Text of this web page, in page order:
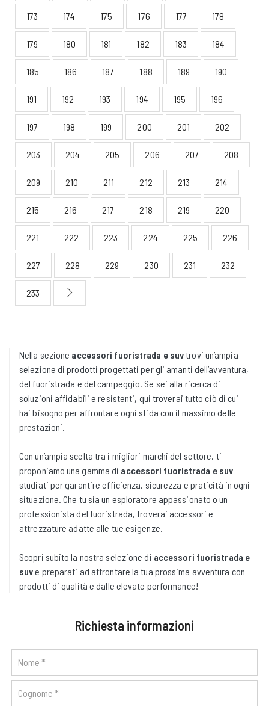
173 174 175 176 177 178
179 180 181 182 183 184
185 186 187 188 189 190
191 192 193 194 195 196
197 198 199 200 201 202
203 204 205 206 207 208
209 210 211 212 213 214
215 216 217 218 219 220
221 222 223 224 225 226
227 228 229 230 231 232
233
Nella sezione accessori fuoristrada e suvtrovi un’ampia
selezione di prodotti progettati per gli amanti dell’avventura,
del fuoristrada e del campeggio. Se sei alla ricerca di
soluzioni affidabili e resistenti, qui troverai tutto ciò di cui
hai bisogno per affrontare ogni sfida con il massimo delle
prestazioni.
Con un’ampia scelta tra i migliori marchi del settore, ti
proponiamo una gamma di accessori fuoristrada e suv
studiati per garantire efficienza, sicurezza e praticità in ogni
situazione. Che tu sia un esploratore appassionato o un
professionista del fuoristrada, troverai accessori e
attrezzature adatte alle tue esigenze.
Scopri subito la nostra selezione di accessori fuoristrada e
suve preparati ad affrontare la tua prossima avventura con
prodotti di qualità e dalle elevate performance!
Richiesta informazioni